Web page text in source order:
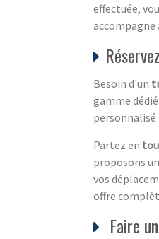
effectuée,
accompagne
Besoin d'un
gamme
personnalisé
Partez en
proposons
vos
offre
Faire